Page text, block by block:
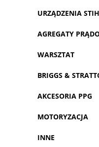
URZĄDZENIA
AGREGATY
WARSZTAT
BRIGGS &
AKCESORIA PPG
MOTORYZACJA
INNE